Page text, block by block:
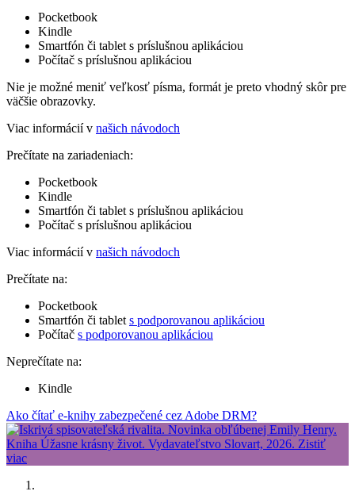
Pocketbook
Kindle
Smartfón či tablet s príslušnou aplikáciou
Počítač s príslušnou aplikáciou
Nie je možné meniť veľkosť písma, formát je preto vhodný skôr pre
väčšie obrazovky.
Viac informácií v našich návodoch
Prečítate na zariadeniach:
Pocketbook
Kindle
Smartfón či tablet s príslušnou aplikáciou
Počítač s príslušnou aplikáciou
Viac informácií v našich návodoch
Prečítate na:
Pocketbook
Smartfón či tablet s podporovanou aplikáciou
Počítač s podporovanou aplikáciou
Neprečítate na:
Kindle
Ako čítať e-knihy zabezpečené cez Adobe DRM?